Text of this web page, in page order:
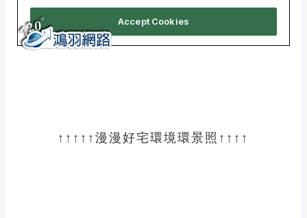
↑↑↑↑↑漫漫好宅環境環景照↑↑↑↑